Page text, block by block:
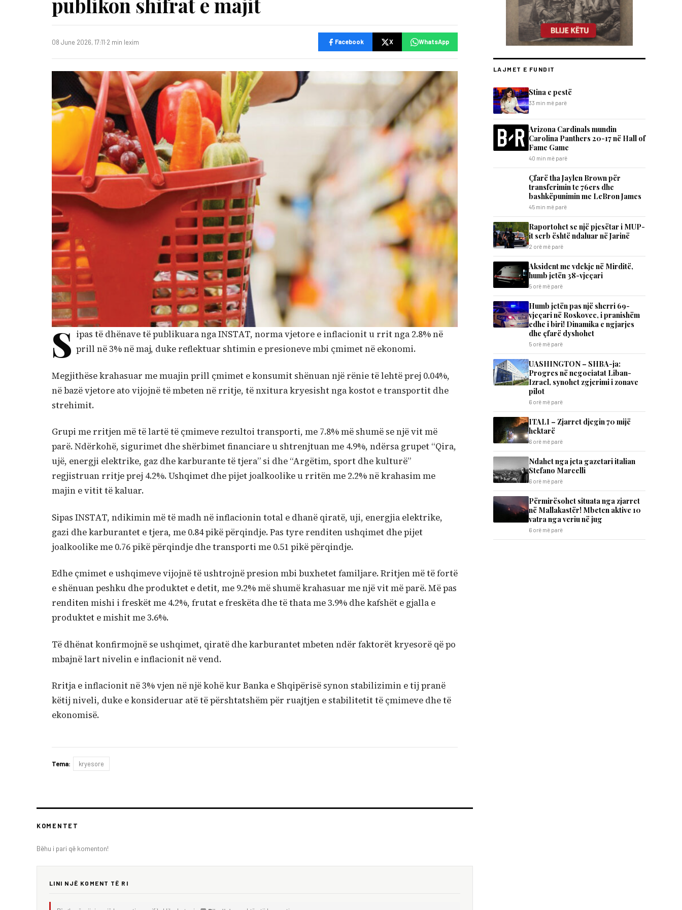
08 June 2026, 17:11·2 min lexim Facebook X WhatsApp
S ipas të dhënave të publikuara nga INSTAT, norma vjetore e inflacionit u rrit nga 2.8% në
prill në 3% në maj, duke reflektuar shtimin e presioneve mbi çmimet në ekonomi.
Megjithëse krahasuar me muajin prill çmimet e konsumit shënuan një rënie të lehtë prej 0.04%,
në bazë vjetore ato vijojnë të mbeten në rritje, të nxitura kryesisht nga kostot e transportit dhe
strehimit.
Grupi me rritjen më të lartë të çmimeve rezultoi transporti, me 7.8% më shumë se një vit më
parë. Ndërkohë, sigurimet dhe shërbimet financiare u shtrenjtuan me 4.9%, ndërsa grupet “Qira,
ujë, energji elektrike, gaz dhe karburante të tjera” si dhe “Argëtim, sport dhe kulturë”
regjistruan rritje prej 4.2%. Ushqimet dhe pijet joalkoolike u rritën me 2.2% në krahasim me
majin e vitit të kaluar.
Sipas INSTAT, ndikimin më të madh në inflacionin total e dhanë qiratë, uji, energjia elektrike,
gazi dhe karburantet e tjera, me 0.84 pikë përqindje. Pas tyre renditen ushqimet dhe pijet
joalkoolike me 0.76 pikë përqindje dhe transporti me 0.51 pikë përqindje.
Edhe çmimet e ushqimeve vijojnë të ushtrojnë presion mbi buxhetet familjare. Rritjen më të fortë
e shënuan peshku dhe produktet e detit, me 9.2% më shumë krahasuar me një vit më parë. Më pas
renditen mishi i freskët me 4.2%, frutat e freskëta dhe të thata me 3.9% dhe kafshët e gjalla e
produktet e mishit me 3.6%.
Të dhënat konfirmojnë se ushqimet, qiratë dhe karburantet mbeten ndër faktorët kryesorë që po
mbajnë lart nivelin e inflacionit në vend.
Rritja e inflacionit në 3% vjen në një kohë kur Banka e Shqipërisë synon stabilizimin e tij pranë
këtij niveli, duke e konsideruar atë të përshtatshëm për ruajtjen e stabilitetit të çmimeve dhe të
ekonomisë.
Tema: kryesore
KOMENTET
Bëhu i pari që komenton!
LINI NJË KOMENT TË RI
LAJMET E FUNDIT
Stina e pestë
33 min më parë
Arizona Cardinals mundin
Carolina Panthers 20-17 në Hall of
Fame Game
40 min më parë
Çfarë tha Jaylen Brown për
transferimin te 76ers dhe
bashkëpunimin me LeBron James
45 min më parë
Raportohet se një pjesëtar i MUP-
it serb është ndaluar në Jarinë
2 orë më parë
Aksident me vdekje në Mirditë,
humb jetën 38-vjeçari
5 orë më parë
Humb jetën pas një sherri 69-
vjeçari në Roskovec, i pranishëm
edhe i biri! Dinamika e ngjarjes
dhe çfarë dyshohet
5 orë më parë
UASHINGTON – SHBA-ja:
Progres në negociatat Liban-
Izrael, synohet zgjerimi i zonave
pilot
6 orë më parë
ITALI – Zjarret djegin 70 mijë
hektarë
6 orë më parë
Ndahet nga jeta gazetari italian
Stefano Marcelli
6 orë më parë
Përmirësohet situata nga zjarret
në Mallakastër! Mbeten aktive 10
vatra nga veriu në jug
6 orë më parë